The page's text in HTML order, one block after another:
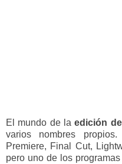
El mundo de la edición
varios nombres
Premiere, Final Cut,
pero uno de los